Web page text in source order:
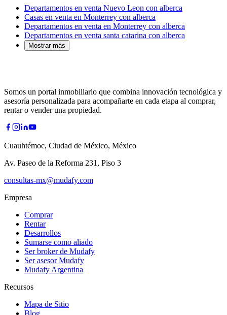
Departamentos en venta Nuevo Leon con alberca
Casas en venta en Monterrey con alberca
Departamentos en venta en Monterrey con alberca
Departamentos en venta santa catarina con alberca
Mostrar más
Somos un portal inmobiliario que combina innovación tecnológica y
asesoría personalizada para acompañarte en cada etapa al comprar,
rentar o vender una propiedad.
Cuauhtémoc, Ciudad de México, México
Av. Paseo de la Reforma 231, Piso 3
consultas-mx@mudafy.com
Empresa
Comprar
Rentar
Desarrollos
Sumarse como aliado
Ser broker de Mudafy
Ser asesor Mudafy
Mudafy Argentina
Recursos
Mapa de Sitio
Blog